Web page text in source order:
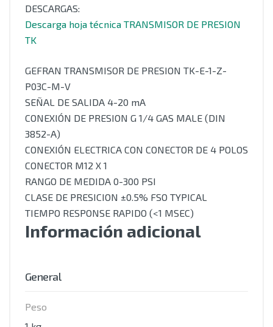
DESCARGAS:
Descarga hoja técnica TRANSMISOR DE PRESION
TK
GEFRAN TRANSMISOR DE PRESION TK-E-1-Z-
P03C-M-V
SEÑAL DE SALIDA 4-20 mA
CONEXIÓN DE PRESION G 1/4 GAS MALE (DIN
3852-A)
CONEXIÓN ELECTRICA CON CONECTOR DE 4 POLOS
CONECTOR M12 X 1
RANGO DE MEDIDA 0-300 PSI
CLASE DE PRESICION ±0.5% FSO TYPICAL
TIEMPO RESPONSE RAPIDO (<1 MSEC)
Información adicional
General
Peso